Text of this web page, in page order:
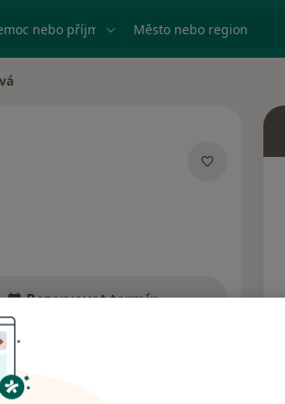
nebo příjmení Město nebo region
Rezervovat termín